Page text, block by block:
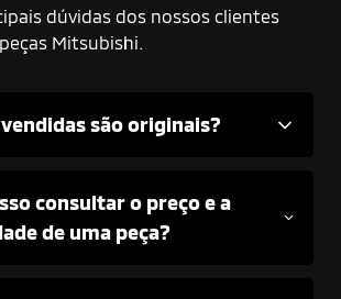
dúvidas dos nossos clientes
Mitsubishi.
vendidas são originais?
consultar o preço e a
de uma peça?